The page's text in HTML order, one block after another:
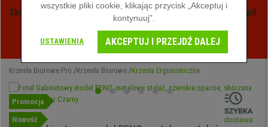
Skorzystaj z Letnich Wyprzedaży na Krzeslabiurowepro.pl!
Zobacz oferty -
Krzesła Biurowe Pro Krzesła Biurowe Krzesła Ergonomiczne
Promocja
Nowość
wszystkie pliki cookie, klikając przycisk „Akceptuj i
kontynuuj”.
USTAWIENIA AKCEPTUJ I PRZEJDŹ DALEJ